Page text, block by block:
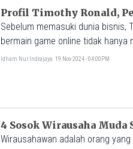
Profil Timothy Ronald,
Sebelum memasuki dunia bisnis,
bermain game online tidak
tambahan. Ketidakpuasan
Idham Nur Indrajaya 19 Nov 2024 - 04:00PM
4 Sosok Wirausaha
Wirausahawan adalah orang